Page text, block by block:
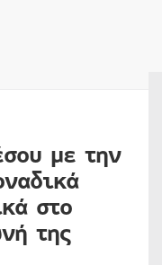
με την
στο
της